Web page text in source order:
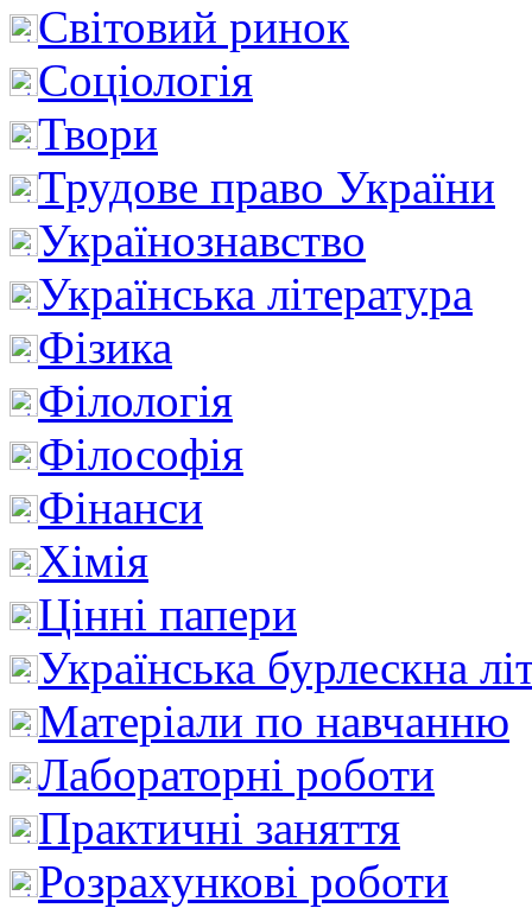
Світовий ринок
Соціологія
Твори
Трудове право України
Українознавство
Українська література
Фізика
Філологія
Філософія
Фінанси
Хімія
Цінні папери
Українська бурлескна
Матеріали по навчанню
Лабораторні роботи
Практичні заняття
Розрахункові роботи